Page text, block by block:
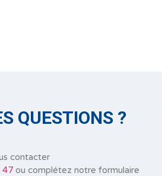
QUESTIONS ?
contacter
47 ou complétez notre formulaire